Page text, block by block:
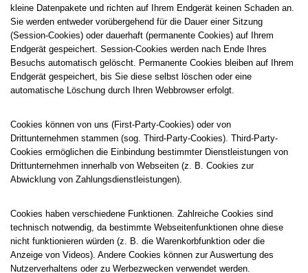
kleine Datenpakete und richten auf Ihrem Endgerät keinen Schaden an.
Sie werden entweder vorübergehend für die Dauer einer Sitzung
(Session-Cookies) oder dauerhaft (permanente Cookies) auf Ihrem
Endgerät gespeichert. Session-Cookies werden nach Ende Ihres
Besuchs automatisch gelöscht. Permanente Cookies bleiben auf Ihrem
Endgerät gespeichert, bis Sie diese selbst löschen oder eine
automatische Löschung durch Ihren Webbrowser erfolgt.
Cookies können von uns (First-Party-Cookies) oder von
Drittunternehmen stammen (sog. Third-Party-Cookies). Third-Party-
Cookies ermöglichen die Einbindung bestimmter Dienstleistungen von
Drittunternehmen innerhalb von Webseiten (z. B. Cookies zur
Abwicklung von Zahlungsdienstleistungen).
Cookies haben verschiedene Funktionen. Zahlreiche Cookies sind
technisch notwendig, da bestimmte Webseitenfunktionen ohne diese
nicht funktionieren würden (z. B. die Warenkorbfunktion oder die
Anzeige von Videos). Andere Cookies können zur Auswertung des
Nutzerverhaltens oder zu Werbezwecken verwendet werden.